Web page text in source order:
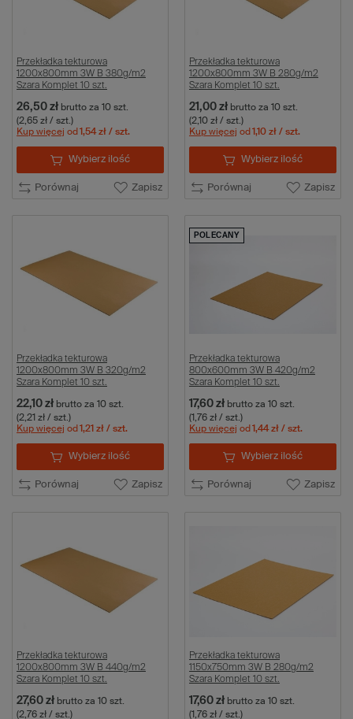
Przekładka tekturowa
1200x800mm 3W B 380g/m2
Szara Komplet 10 szt.
26,50 zł brutto za 10 szt.
(2,65 zł / szt.)
Kup więcej od 1,54 zł / szt.
Porównaj Zapisz
Wybierz ilość
Przekładka tekturowa
1200x800mm 3W B 280g/m2
Szara Komplet 10 szt.
21,00 zł brutto za 10 szt.
(2,10 zł / szt.)
Kup więcej od 1,10 zł / szt.
Porównaj Zapisz
Wybierz ilość
Przekładka tekturowa
1200x800mm 3W B 320g/m2
Szara Komplet 10 szt.
22,10 zł brutto za 10 szt.
(2,21 zł / szt.)
Kup więcej od 1,21 zł / szt.
Porównaj Zapisz
Wybierz ilość
POLECANY
Przekładka tekturowa
800x600mm 3W B 420g/m2
Szara Komplet 10 szt.
17,60 zł brutto za 10 szt.
(1,76 zł / szt.)
Kup więcej od 1,44 zł / szt.
Porównaj Zapisz
Wybierz ilość
Przekładka tekturowa
1200x800mm 3W B 440g/m2
Szara Komplet 10 szt.
27,60 zł brutto za 10 szt.
(2,76 zł / szt.)
Przekładka tekturowa
1150x750mm 3W B 280g/m2
Szara Komplet 10 szt.
17,60 zł brutto za 10 szt.
(1,76 zł / szt.)